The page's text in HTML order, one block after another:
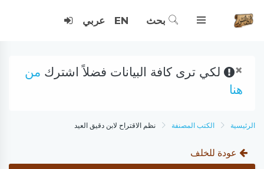
بحث EN عربي
× لكي ترى كافة البيانات فضلاً اشترك من
هنا
الرئيسية الكتب المصنفة نظم الاقتراح لابن دقيق العيد
عودة للخلف